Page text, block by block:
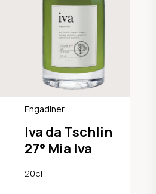
Engadiner
Iva da Tschlin
27° Mia Iva
20cl